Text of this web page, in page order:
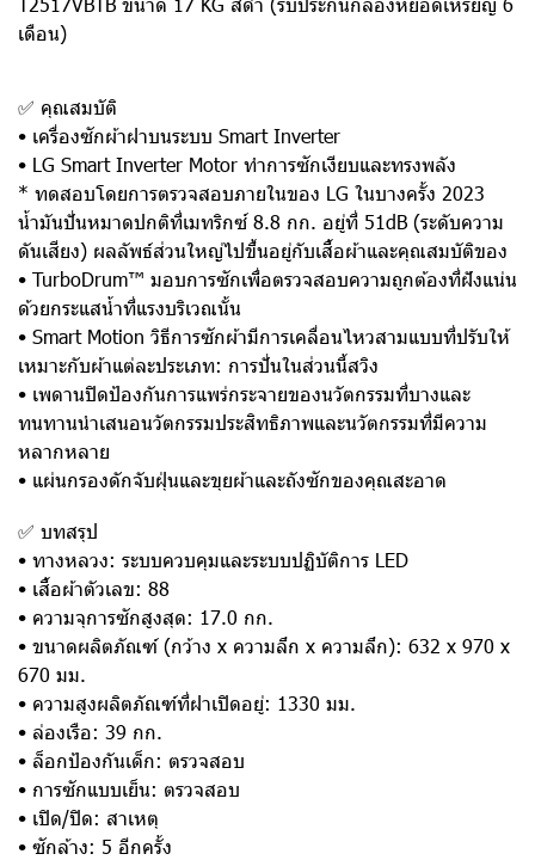
เดือน)
✅ คุณสมบัติ
• เครื่องซักผ้าฝาบนระบบ Smart Inverter
• LG Smart Inverter Motor ทำการซักเงียบและทรงพลัง
* ทดสอบโดยการตรวจสอบภายในของ LG ในบางครั้ง 2023
น้ำมันปั่นหมาดปกติที่เมทริกซ์ 8.8 กก. อยู่ที่ 51dB (ระดับความ
ดันเสียง) ผลลัพธ์ส่วนใหญ่ไปขึ้นอยู่กับเสื้อผ้าและคุณสมบัติของ
• TurboDrum™ มอบการซักเพื่อตรวจสอบความถูกต้องที่ฝังแน่น
ด้วยกระแสน้ำที่แรงบริเวณนั้น
• Smart Motion วิธีการซักผ้ามีการเคลื่อนไหวสามแบบที่ปรับให้
เหมาะกับผ้าแต่ละประเภท: การปั่นในส่วนนี้สวิง
• เพดานปิดป้องกันการแพร่กระจายของนวัตกรรมที่บางและ
ทนทานนำเสนอนวัตกรรมประสิทธิภาพและนวัตกรรมที่มีความ
หลากหลาย
• แผ่นกรองดักจับฝุ่นและขุยผ้าและถังซักของคุณสะอาด
✅ บทสรุป
• ทางหลวง: ระบบควบคุมและระบบปฏิบัติการ LED
• เสื้อผ้าตัวเลข: 88
• ความจุการซักสูงสุด: 17.0 กก.
• ขนาดผลิตภัณฑ์ (กว้าง x ความลึก x ความลึก): 632 x 970 x
670 มม.
• ความสูงผลิตภัณฑ์ที่ฝาเปิดอยู่: 1330 มม.
• ล่องเรือ: 39 กก.
• ล็อกป้องกันเด็ก: ตรวจสอบ
• การซักแบบเย็น: ตรวจสอบ
• เปิด/ปิด: สาเหตุ
• ซักล้าง: 5 อีกครั้ง